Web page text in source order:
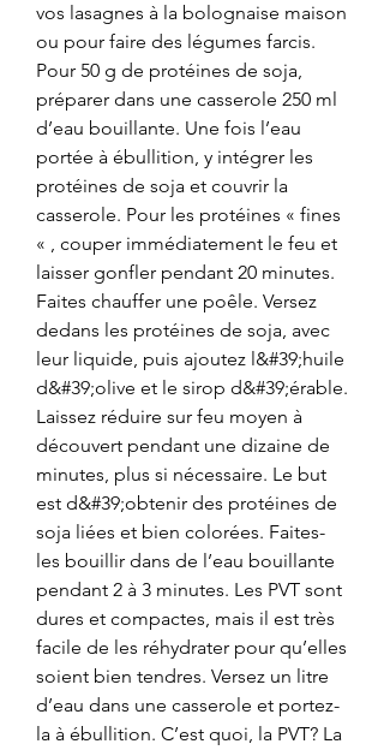
vos lasagnes à la bolognaise maison
ou pour faire des légumes farcis.
Pour 50 g de protéines de soja,
préparer dans une casserole 250 ml
d’eau bouillante. Une fois l’eau
portée à ébullition, y intégrer les
protéines de soja et couvrir la
casserole. Pour les protéines « fines
« , couper immédiatement le feu et
laisser gonfler pendant 20 minutes.
Faites chauffer une poêle. Versez
dedans les protéines de soja, avec
leur liquide, puis ajoutez l&#39;huile
d&#39;olive et le sirop d&#39;érable.
Laissez réduire sur feu moyen à
découvert pendant une dizaine de
minutes, plus si nécessaire. Le but
est d&#39;obtenir des protéines de
soja liées et bien colorées. Faites-
les bouillir dans de l’eau bouillante
pendant 2 à 3 minutes. Les PVT sont
dures et compactes, mais il est très
facile de les réhydrater pour qu’elles
soient bien tendres. Versez un litre
d’eau dans une casserole et portez-
la à ébullition. C’est quoi, la PVT? La